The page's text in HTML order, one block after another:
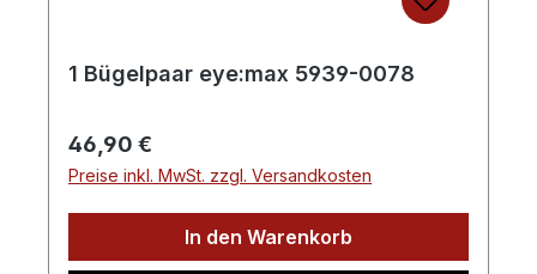
1 Bügelpaar eye:max 5939-0078
Regulärer Preis:
46,90 €
Preise inkl. MwSt. zzgl. Versandkosten
In den Warenkorb